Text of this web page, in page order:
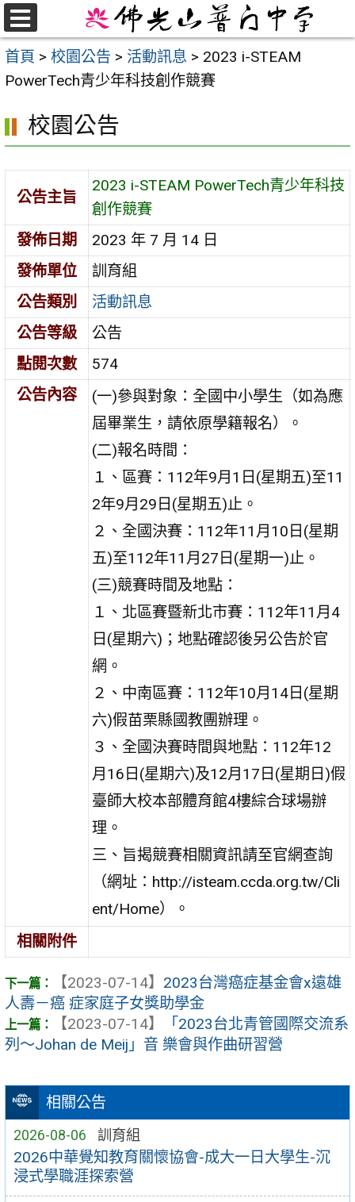
跳
至
主
要
首頁 > 校園公告 > 活動訊息 > 2023 i-STEAM
PowerTech青少年科技創作競賽
相關公告
2026-08-06 訓育組
2026中華覺知教育關懷協會-成大一日大學生-沉
浸式學職涯探索營
校園公告
公告主旨
2023 i-STEAM PowerTech青少年科技
創作競賽
發佈日期
2023 年 7 月 14 日
發佈單位
訓育組
公告類別
活動訊息
公告等級
公告
點閱次數
574
公告內容
(一)參與對象：全國中小學生（如為應
屆畢業生，請依原學籍報名）。
(二)報名時間：
１、區賽：112年9月1日(星期五)至11
2年9月29日(星期五)止。
２、全國決賽：112年11月10日(星期
五)至112年11月27日(星期一)止。
(三)競賽時間及地點：
１、北區賽暨新北市賽：112年11月4
日(星期六)；地點確認後另公告於官
網。
２、中南區賽：112年10月14日(星期
六)假苗栗縣國教團辦理。
３、全國決賽時間與地點：112年12
月16日(星期六)及12月17日(星期日)假
臺師大校本部體育館4樓綜合球場辦
理。
三、旨揭競賽相關資訊請至官網查詢
（網址：http://isteam.ccda.org.tw/Cli
ent/Home）。
相關附件
【2023-07-14】 2023台灣癌症基金會x遠雄
人壽－癌 症家庭子女獎助學金
【2023-07-14】
「2023台北青管國際交流系
列～Johan de Meij」音 樂會與作曲研習營
選
單